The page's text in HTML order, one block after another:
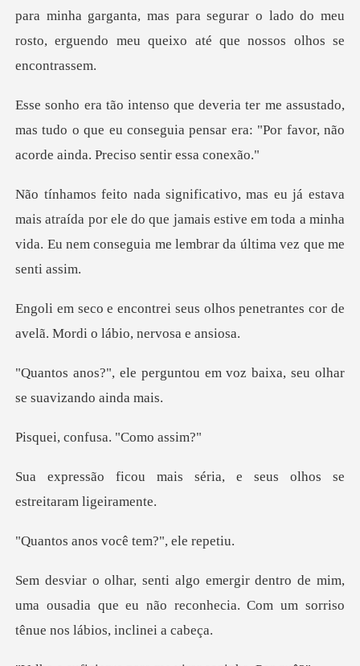
ara minha garganta, mas para segurar o lado do meu
rosto,
ado,
mas tudo o que eu conseguia pensar era: "Por fa
atraída por ele do que jamais estive em toda a minha
vida.
olhos penetrantes cor de
avelã.
tou em voz baixa, seu olhar
onfusa. "C
séria, e seus olhos se
você tem?",
de mim,
uma ousadia que eu não reconhecia. Com